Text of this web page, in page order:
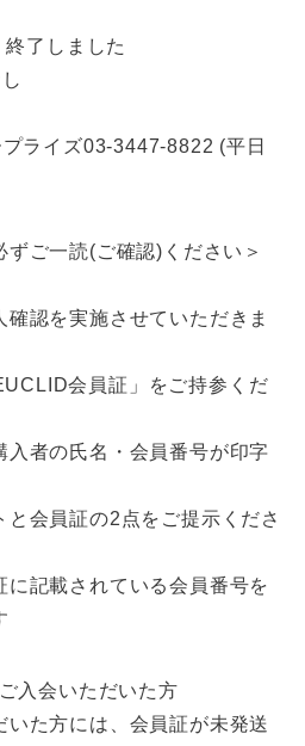
了しました
ライズ03-3447-8822 (平日
ずご一読(ご確認)ください＞
認を実施させていただきま
会員証」をご持参くだ
入者の氏名・会員番号が印字
と会員証の2点をご提示くださ
に記載されている会員番号を
入会いただいた方
いた方には、会員証が未発送